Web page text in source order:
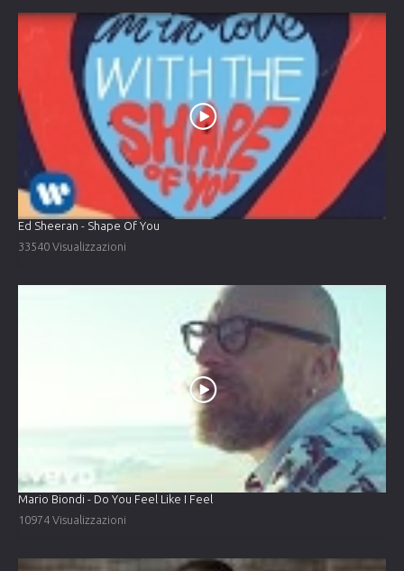
Ed Sheeran - Shape Of You
33540 Visualizzazioni
Mario Biondi - Do You Feel Like I Feel
10974 Visualizzazioni